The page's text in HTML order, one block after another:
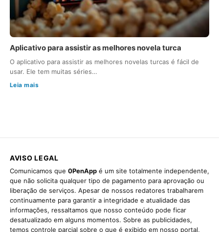
Aplicativo para assistir as melhores novela turca
O aplicativo para assistir as melhores novelas turcas é fácil de
usar. Ele tem muitas séries…
Leia mais
AVISO LEGAL
Comunicamos que 0PenApp é um site totalmente independente,
que não solicita qualquer tipo de pagamento para aprovação ou
liberação de serviços. Apesar de nossos redatores trabalharem
continuamente para garantir a integridade e atualidade das
informações, ressaltamos que nosso conteúdo pode ficar
desatualizado em alguns momentos. Sobre as publicidades,
temos controle parcial sobre o que é exibido em nosso portal,